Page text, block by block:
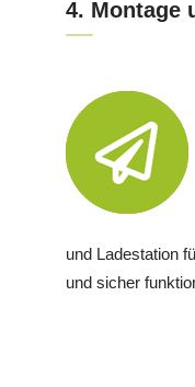
4. Montage
und Ladestation
und sicher